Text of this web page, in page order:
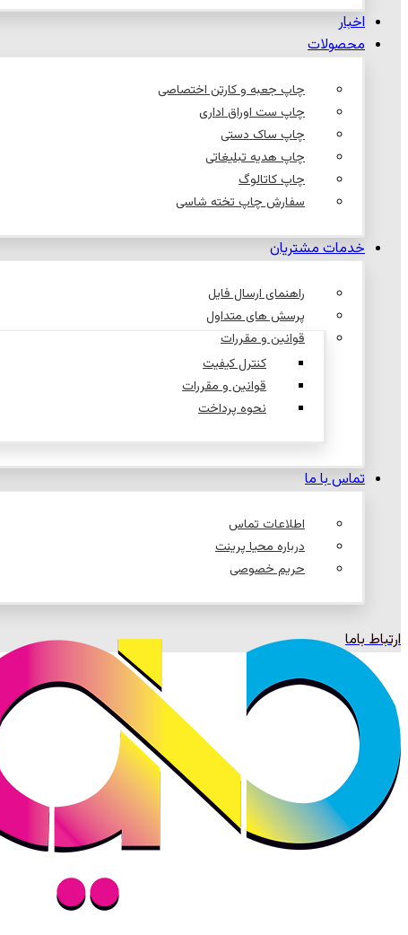
اخبار
محصولات
چاپ جعبه و کارتن اختصاصی
چاپ ست اوراق اداری
چاپ ساک دستی
چاپ هدیه تبلیغاتی
چاپ کاتالوگ
سفارش چاپ تخته شاسی
خدمات مشتریان
راهنمای ارسال فایل
پرسش های متداول
قوانین و مقررات
کنترل کیفیت
قوانین و مقررات
نحوه پرداخت
تماس با ما
اطلاعات تماس
درباره محیا پرینت
حریم خصوصی
ارتباط باما